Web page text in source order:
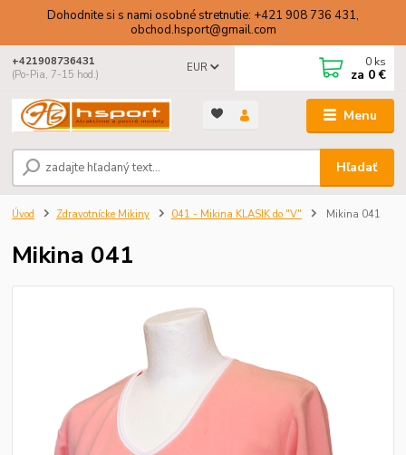
Dohodnite si s nami osobné stretnutie: +421 908 736 431,
obchod.hsport@gmail.com
Menu
EUR
Hľadať
+421908736431
(Po-Pia, 7-15 hod.)
0 ks
za 0 €
Úvod Zdravotnícke Mikiny 041 - Mikina KLASIK do "V" Mikina 041
Mikina 041